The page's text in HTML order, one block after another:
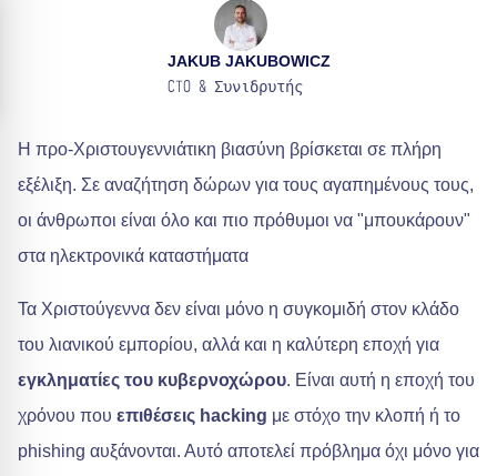
JAKUB JAKUBOWICZ
CTO & Συνιδρυτής
Η προ-Χριστουγεννιάτικη βιασύνη βρίσκεται σε πλήρη
εξέλιξη. Σε αναζήτηση δώρων για τους αγαπημένους τους,
οι άνθρωποι είναι όλο και πιο πρόθυμοι να "μπουκάρουν"
στα ηλεκτρονικά καταστήματα
Τα Χριστούγεννα δεν είναι μόνο η συγκομιδή στον κλάδο
του λιανικού εμπορίου, αλλά και η καλύτερη εποχή για
εγκληματίες του κυβερνοχώρου. Είναι αυτή η εποχή του
χρόνου που επιθέσεις hacking με στόχο την κλοπή ή το
phishing αυξάνονται. Αυτό αποτελεί πρόβλημα όχι μόνο για